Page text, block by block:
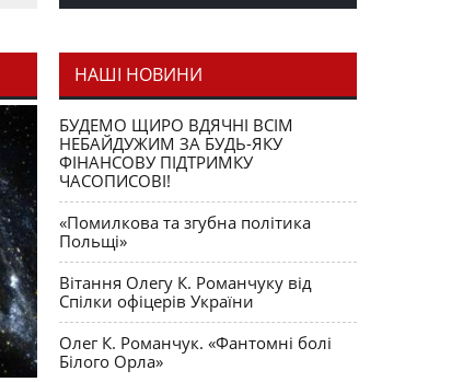
НАШІ НОВИНИ
БУДЕМО ЩИРО ВДЯЧНІ ВСІМ
НЕБАЙДУЖИМ ЗА БУДЬ-ЯКУ
ФІНАНСОВУ ПІДТРИМКУ
ЧАСОПИСОВІ!
«Помилкова та згубна політика
Польщі»
Вітання Олегу К. Романчуку від
Спілки офіцерів України
Олег К. Романчук. «Фантомні болі
Білого Орла»